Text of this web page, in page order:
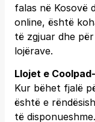
falas në Kosovë
online, është
të zgjuar dhe
lojërave.
Llojet e
Kur bëhet fjalë
është e
të